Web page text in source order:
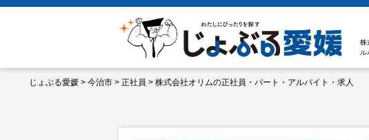
株
ル
じょぶる愛媛 > 今治市 > 正社員 > 株式会社オリムの正社員・パート・アルバイト・求人